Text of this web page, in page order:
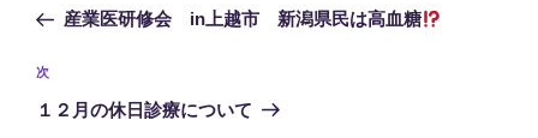
ナ
ビ
ゲ
の
稿
産業医研修会 in上越市 新潟県民は高血糖
次
の
次
１２月の休日診療について